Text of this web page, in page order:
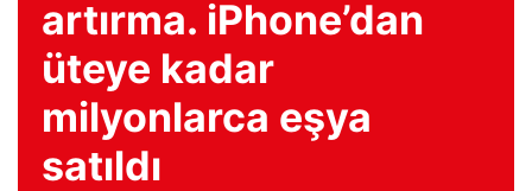
artırma. iPhone’dan
üteye kadar
milyonlarca eşya
satıldı